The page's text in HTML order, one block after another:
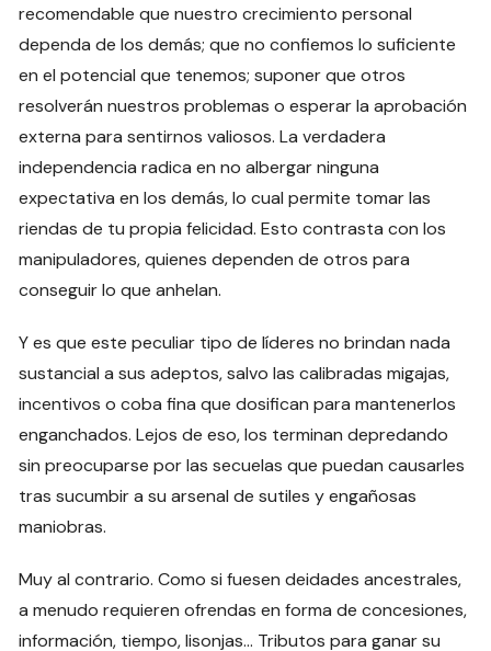
recomendable que nuestro crecimiento personal
dependa de los demás; que no confiemos lo suficiente
en el potencial que tenemos; suponer que otros
resolverán nuestros problemas o esperar la aprobación
externa para sentirnos valiosos. La verdadera
independencia radica en no albergar ninguna
expectativa en los demás, lo cual permite tomar las
riendas de tu propia felicidad. Esto contrasta con los
manipuladores, quienes dependen de otros para
conseguir lo que anhelan.
Y es que este peculiar tipo de líderes no brindan nada
sustancial a sus adeptos, salvo las calibradas migajas,
incentivos o coba fina que dosifican para mantenerlos
enganchados. Lejos de eso, los terminan depredando
sin preocuparse por las secuelas que puedan causarles
tras sucumbir a su arsenal de sutiles y engañosas
maniobras.
Muy al contrario. Como si fuesen deidades ancestrales,
a menudo requieren ofrendas en forma de concesiones,
información, tiempo, lisonjas… Tributos para ganar su